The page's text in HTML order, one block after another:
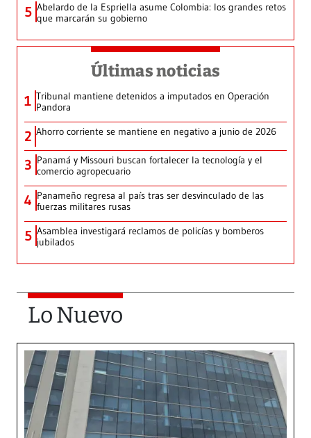
5 Abelardo de la Espriella asume Colombia: los grandes retos
que marcarán su gobierno
Últimas noticias
1 Tribunal mantiene detenidos a imputados en Operación
Pandora
2 Ahorro corriente se mantiene en negativo a junio de 2026
3 Panamá y Missouri buscan fortalecer la tecnología y el
comercio agropecuario
4 Panameño regresa al país tras ser desvinculado de las
fuerzas militares rusas
5 Asamblea investigará reclamos de policías y bomberos
jubilados
Lo Nuevo